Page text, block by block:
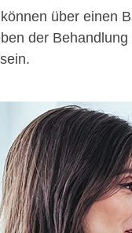
über einen
der